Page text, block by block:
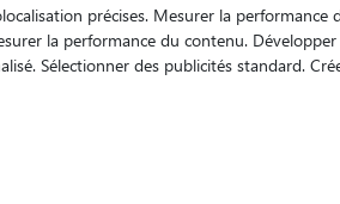
précises. Mesurer la performance
la performance du contenu.
Sélectionner des publicités standard.